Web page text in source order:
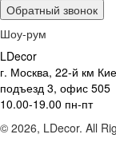
Обратный звонок
Шоу-рум
LDecor
г. Москва, 22-й км
подъезд 3, офис 505
10.00-19.00 пн-пт
© 2026, LDecor. All